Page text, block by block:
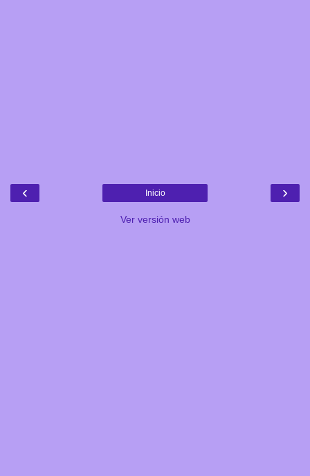
‹ ›
Inicio
Ver versión web